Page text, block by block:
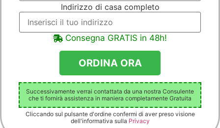
Indirizzo di casa completo
Consegna GRATIS in 48h!
Successivamente verrai contattata da una nostra Consulente
che ti fornirà assistenza in maniera completamente Gratuita
Cliccando sul pulsante d'ordine confermi di aver preso visione
dell'informativa sulla Privacy